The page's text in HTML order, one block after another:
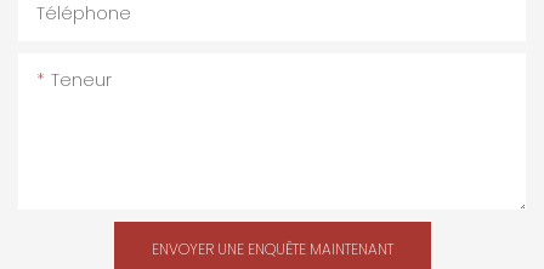
Téléphone
Teneur
ENVOYER UNE ENQUÊTE MAINTENANT